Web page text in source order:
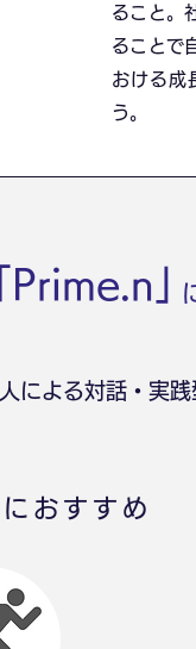
ること。
ることで
おける成
う。
Prime.n」
による対話・実践
おすすめ